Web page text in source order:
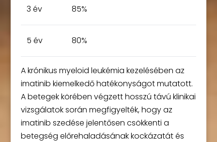
3 év 85%
5 év 80%
A krónikus myeloid leukémia kezelésében az
imatinib kiemelkedő hatékonyságot mutatott.
A betegek körében végzett hosszú távú klinikai
vizsgálatok során megfigyelték, hogy az
imatinib szedése jelentősen csökkenti a
betegség előrehaladásának kockázatát és